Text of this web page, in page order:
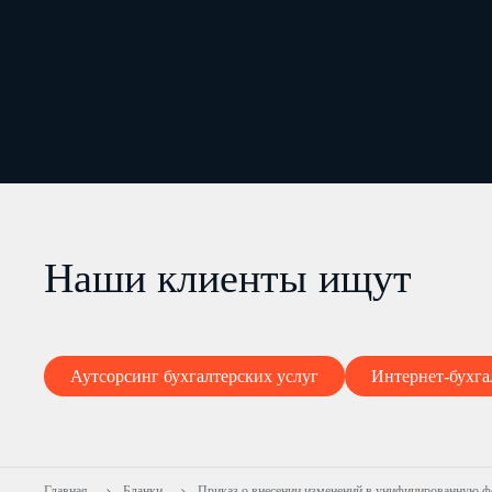
Наши клиенты ищут
Аутсорсинг бухгалтерских услуг Интернет-